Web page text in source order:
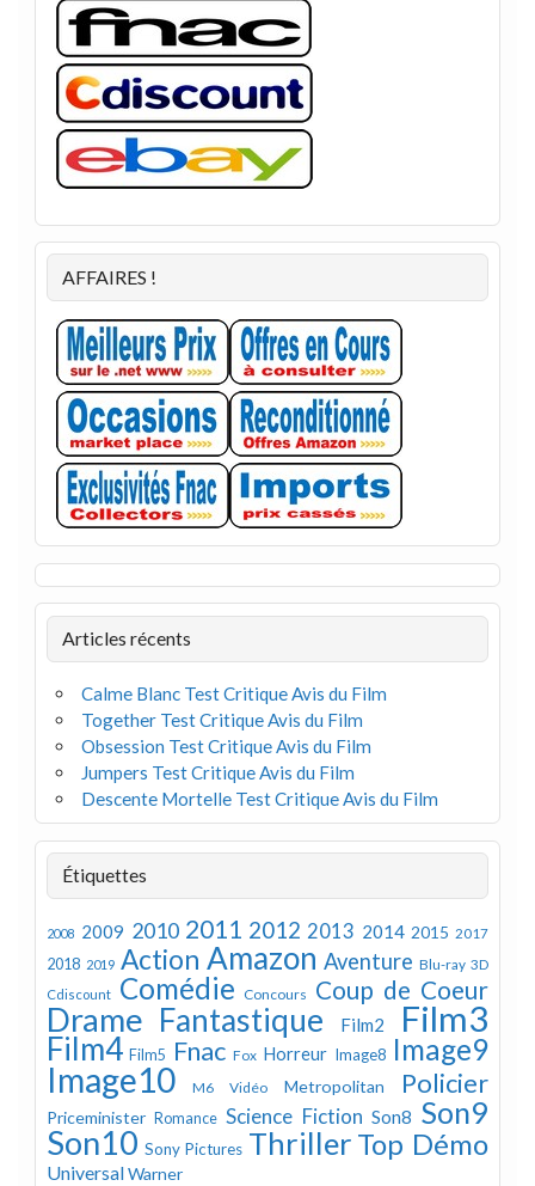
AFFAIRES !
Articles récents
Calme Blanc Test Critique Avis du Film
Together Test Critique Avis du Film
Obsession Test Critique Avis du Film
Jumpers Test Critique Avis du Film
Descente Mortelle Test Critique Avis du Film
Étiquettes
2008 2009 2010 2011 2012 2013 2014 2015 2017
2018 2019 Action Amazon Aventure Blu-ray 3D
Cdiscount Comédie Concours Coup de Coeur
Drame Fantastique Film2 Film3
Film4 Film5 Fnac Fox Horreur Image8 Image9
Image10 M6 Vidéo Metropolitan Policier
Priceminister Romance Science Fiction Son8 Son9
Son10 Sony Pictures Thriller Top Démo
UniversalWarner